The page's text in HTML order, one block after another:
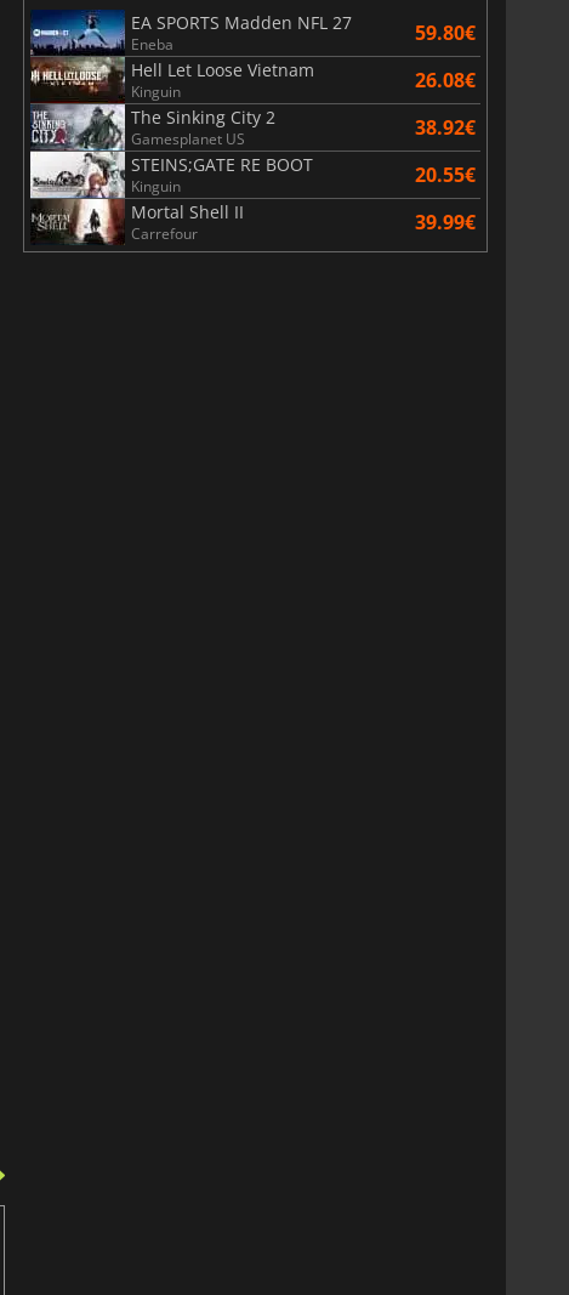
EA SPORTS Madden NFL 27
Eneba 59.80€
Hell Let Loose Vietnam
Kinguin 26.08€
The Sinking City 2
Gamesplanet US 38.92€
STEINS;GATE RE BOOT
Kinguin 20.55€
Mortal Shell II
Carrefour 39.99€